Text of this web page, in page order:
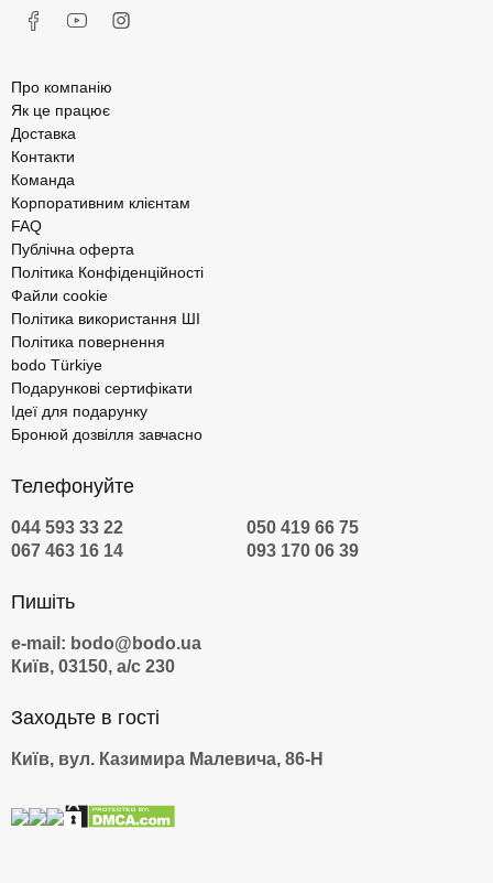
Про компанію
Як це працює
Доставка
Контакти
Команда
Корпоративним клієнтам
FAQ
Публічна оферта
Політика Конфіденційності
Файли cookie
Політика використання ШІ
Політика повернення
bodo Türkiye
Подарункові сертифікати
Ідеї для подарунку
Бронюй дозвілля завчасно
Телефонуйте
044 593 33 22
050 419 66 75
067 463 16 14
093 170 06 39
Пишіть
e-mail: bodo@bodo.ua
Київ, 03150, а/с 230
Заходьте в гості
Київ, вул. Казимира Малевича, 86-Н